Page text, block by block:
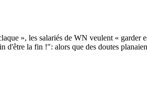
d'être la fin !": alors que des doutes